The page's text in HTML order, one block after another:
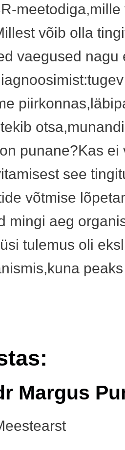
meetodiga,mille
võib olla
vaegused nagu
punane?Kas ei
see
võtmise
mingi aeg
tulemus oli
Margus